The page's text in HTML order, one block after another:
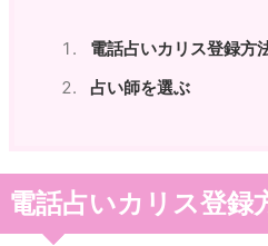
電話占いカリス登録方
占い師を選ぶ
電話占いカリス登録